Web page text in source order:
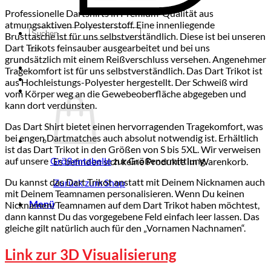
Suchen
nach:
Es befinden sich keine Produkte im Warenkorb.
Zurück zum Shop
Menü
Professionelle Dartshirts in Premium-Qualität aus
atmungsaktiven Polyesterstoff. Eine innenliegende
Brusttasche ist für uns selbstverständlich. Diese ist bei unseren
Dart Trikots feinsauber ausgearbeitet und bei uns
grundsätzlich mit einem Reißverschluss versehen. Angenehmer
Tragekomfort ist für uns selbstverständlich. Das Dart Trikot ist
aus Hochleistungs-Polyester hergestellt. Der Schweiß wird
vom Körper weg an die Gewebeoberfläche abgegeben und
kann dort verdunsten.
Das Dart Shirt bietet einen hervorragenden Tragekomfort, was
bei engen Dartmatches auch absolut notwendig ist. Erhältlich
ist das Dart Trikot in den Größen von S bis 5XL. Wir verweisen
auf unsereGrößentabellezur Größenermittlung.
Du kannst das Dart Trikot anstatt mit Deinem Nicknamen auch
mit Deinem Teamnamen personalisieren. Wenn Du keinen
Nicknamen/Teamnamen auf dem Dart Trikot haben möchtest,
dann kannst Du das vorgegebene Feld einfach leer lassen. Das
gleiche gilt natürlich auch für den „Vornamen Nachnamen“.
Link zur 3D Visualisierung